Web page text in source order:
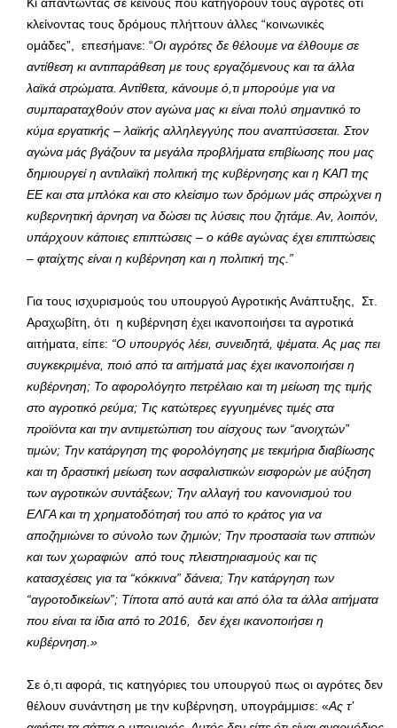
κλείνοντας τους δρόμους πλήττουν άλλες “κοινωνικές
ομάδες”, επεσήμανε: “Οι αγρότες δε θέλουμε να έλθουμε σε
αντίθεση κι αντιπαράθεση με τους εργαζόμενους και τα άλλα
λαϊκά στρώματα. Αντίθετα, κάνουμε ό,τι μπορούμε για να
συμπαραταχθούν στον αγώνα μας κι είναι πολύ σημαντικό το
κύμα εργατικής – λαϊκής αλληλεγγύης που αναπτύσσεται. Στον
αγώνα μάς βγάζουν τα μεγάλα προβλήματα επιβίωσης που μας
δημιουργεί η αντιλαϊκή πολιτική της κυβέρνησης και η ΚΑΠ της
ΕΕ και στα μπλόκα και στο κλείσιμο των δρόμων μάς σπρώχνει η
κυβερνητική άρνηση να δώσει τις λύσεις που ζητάμε. Αν, λοιπόν,
υπάρχουν κάποιες επιπτώσεις – ο κάθε αγώνας έχει επιπτώσεις
– φταίχτης είναι η κυβέρνηση και η πολιτική της.”
Για τους ισχυρισμούς του υπουργού Αγροτικής Ανάπτυξης, Στ.
Αραχωβίτη, ότι η κυβέρνηση έχει ικανοποιήσει τα αγροτικά
αιτήματα, είπε: “Ο υπουργός λέει, συνειδητά, ψέματα. Ας μας πει
συγκεκριμένα, ποιό από τα αιτήματά μας έχει ικανοποιήσει η
κυβέρνηση; Το αφορολόγητο πετρέλαιο και τη μείωση της τιμής
στο αγροτικό ρεύμα; Τις κατώτερες εγγυημένες τιμές στα
προϊόντα και την αντιμετώπιση του αίσχους των “ανοιχτών”
τιμών; Την κατάργηση της φορολόγησης με τεκμήρια διαβίωσης
και τη δραστική μείωση των ασφαλιστικών εισφορών με αύξηση
των αγροτικών συντάξεων; Την αλλαγή του κανονισμού του
ΕΛΓΑ και τη χρηματοδότησή του από το κράτος για να
αποζημιώνει το σύνολο των ζημιών; Την προστασία των σπιτιών
και των χωραφιών από τους πλειστηριασμούς και τις
κατασχέσεις για τα “κόκκινα” δάνεια; Την κατάργηση των
“αγροτοδικείων”; Τίποτα από αυτά και από όλα τα άλλα αιτήματα
που είναι τα ίδια από το 2016, δεν έχει ικανοποιήσει η
κυβέρνηση.»
Σε ό,τι αφορά, τις κατηγόριες του υπουργού πως οι αγρότες δεν
θέλουν συνάντηση με την κυβέρνηση, υπογράμμισε: «Ας τ’